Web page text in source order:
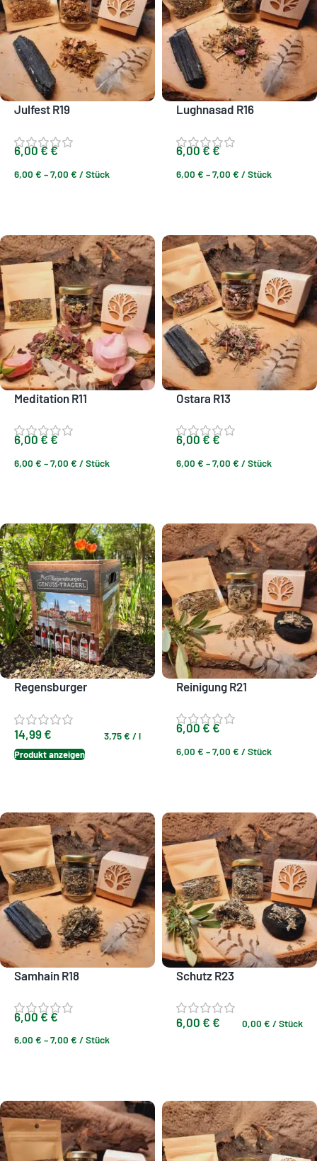
Julfest R19
6,00€ €
6,00 € –7,00 € /Stück
Lughnasad R16
6,00€ €
6,00 € –7,00 € /Stück
Meditation R11
6,00€ €
6,00 € –7,00 € /Stück
Ostara R13
6,00€ €
6,00 € –7,00 € /Stück
Regensburger
aus Bayern
14,99 € 3,75€ /l
Produkt anzeigen
Reinigung R21
6,00€ €
6,00 € –7,00 € /Stück
Samhain R18
6,00€ €
6,00 € –7,00 € /Stück
Schutz R23
6,00 € € 0,00 € /Stück